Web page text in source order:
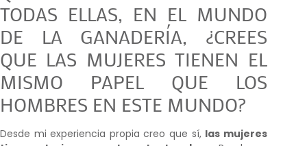
TODAS ELLAS, EN EL MUNDO
DE LA GANADERÍA, ¿CREES
QUE LAS MUJERES TIENEN EL
MISMO PAPEL QUE LOS
HOMBRES EN ESTE MUNDO?
Desde mi experiencia propia creo que sí, las mujeres